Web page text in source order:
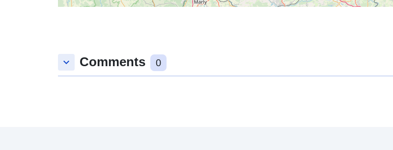
keyboard_arrow_down Comments 0